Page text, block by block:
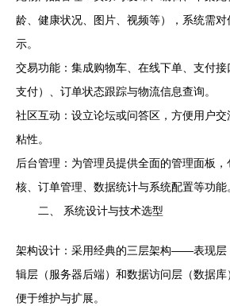
龄、健康状况、图片、视频等），系统需
示。
交易功能：集成购物车、在线下单、支付
支付）、订单状态跟踪与物流信息查询。
社区互动：设立论坛或问答区，方便用户
粘性。
后台管理：为管理员提供全面的管理面板
核、订单管理、数据统计与系统配置等功能
二、 系统设计与技术选型
架构设计：采用经典的三层架构——表现层
辑层（服务器后端）和数据访问层（数据库
便于维护与扩展。